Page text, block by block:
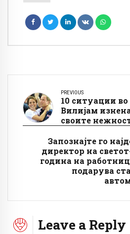
PREVIOUS
10 ситуации во
Вилијам
своите
Запознајте го
директор на
година на
подарува
Leave a Reply